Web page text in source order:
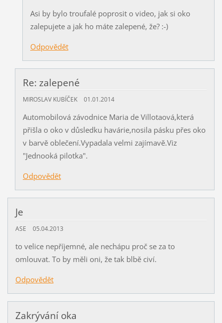
Asi by bylo troufalé poprosit o video, jak si oko
zalepujete a jak ho máte zalepené, že? :-)
Odpovědět
Re: zalepené
MIROSLAV KUBÍČEK 01.01.2014
Automobilová závodnice Maria de Villotaová,která
přišla o oko v důsledku havárie,nosila pásku přes oko
v barvě oblečení.Vypadala velmi zajímavě.Viz
"Jednooká pilotka".
Odpovědět
Je
ASE 05.04.2013
to velice nepříjemné, ale nechápu proč se za to
omlouvat. To by měli oni, že tak blbě civí.
Odpovědět
Zakrývání oka